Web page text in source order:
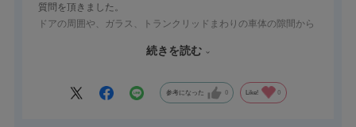
質問を頂きました。
ドアの周囲や、ガラス、トランクリッドまわりの車体の隙間から
れています。
材質はゴムやスポンジの組み合わせで構成されています。
続きを読む
参考になった 0 Like! 0